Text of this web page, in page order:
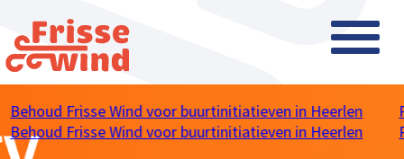
Behoud Frisse Wind voor buurtinitiatieven in Heerlen
Behoud Frisse Wind voor buurtinitiatieven in Heerlen